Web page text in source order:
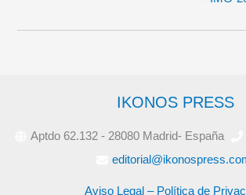
IKONOS PRESS
Aptdo 62.132 - 28080 Madrid- España
Aviso Legal – Política de